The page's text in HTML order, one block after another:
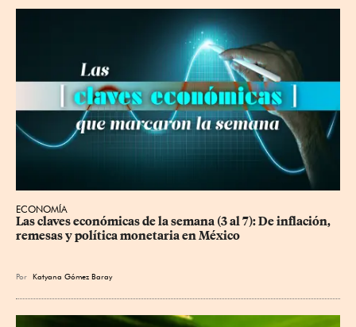
ECONOMÍA
Las claves económicas de la semana (3 al 7): De inflación,
remesas y política monetaria en México
Por Katyana Gómez Baray